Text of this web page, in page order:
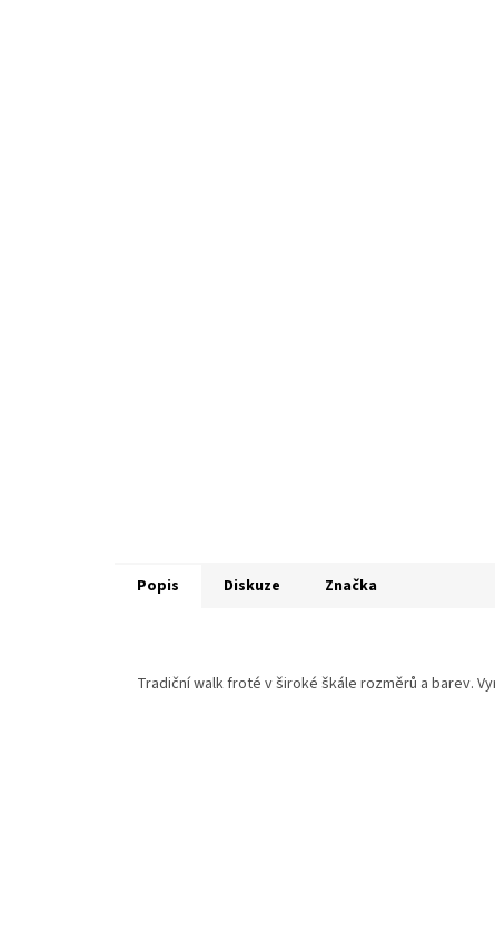
Popis Diskuze Značka
Tradiční walk froté v široké škále rozměrů a barev.